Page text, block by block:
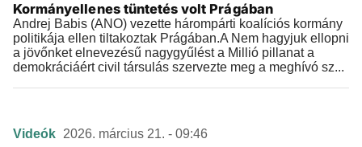
Kormányellenes tüntetés volt Prágában
Andrej Babis (ANO) vezette hárompárti koalíciós kormány
politikája ellen tiltakoztak Prágában.A Nem hagyjuk ellopni
a jövőnket elnevezésű nagygyűlést a Millió pillanat a
demokráciáért civil társulás szervezte meg a meghívó sz...
Videók 2026. március 21. - 09:46